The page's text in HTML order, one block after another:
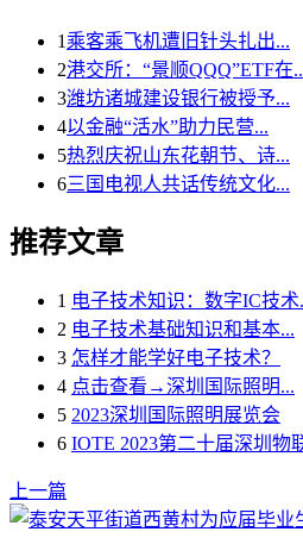
1 乘客乘飞机遭旧针头扎出...
2港交所：“景顺QQQ”ETF在
3潍坊诸城建设银行被授予...
4以金融“活水”助力民营...
5热烈庆祝山东花朝节、诗...
6三国电视人共话传统文化...
推荐文章
1 电子技术知识：数字IC技术
2 电子技术基础知识和基本...
3 怎样才能学好电子技术？
4 点击查看→深圳国际照明...
5 2023深圳国际照明展览会
6 IOTE 2023第二十届深圳物
上一篇